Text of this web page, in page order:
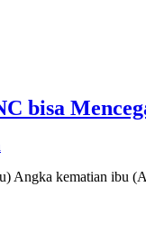
bisa
kematian ibu